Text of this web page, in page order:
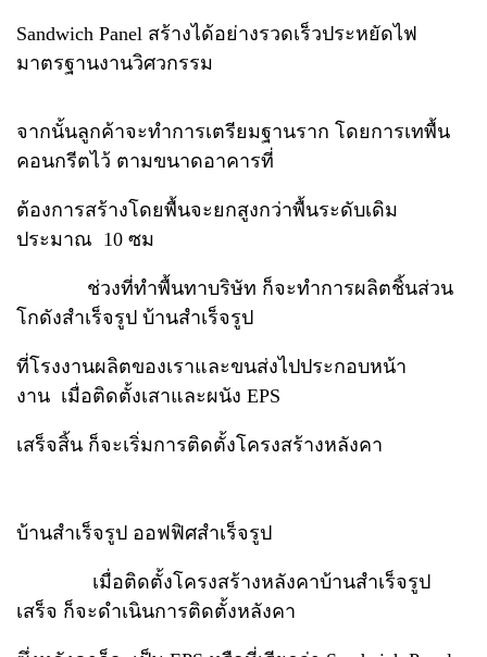
Sandwich Panel สร้างได้อย่างรวดเร็วประหยัดไฟ
มาตรฐานงานวิศวกรรม
จากนั้นลูกค้าจะทำการเตรียมฐานราก โดยการเทพื้น
คอนกรีตไว้ ตามขนาดอาคารที่
ต้องการสร้างโดยพื้นจะยกสูงกว่าพื้นระดับเดิม
ประมาณ 10 ซม
ช่วงที่ทำพื้นทาบริษัท ก็จะทำการผลิตชิ้นส่วน
โกดังสำเร็จรูป บ้านสำเร็จรูป
ที่โรงงานผลิตของเราและขนส่งไปประกอบหน้า
งาน เมื่อติดตั้งเสาและผนัง EPS
เสร็จสิ้น ก็จะเริ่มการติดตั้งโครงสร้างหลังคา
บ้านสำเร็จรูป ออฟฟิศสำเร็จรูป
เมื่อติดตั้งโครงสร้างหลังคาบ้านสำเร็จรูป
เสร็จ ก็จะดำเนินการติดตั้งหลังคา